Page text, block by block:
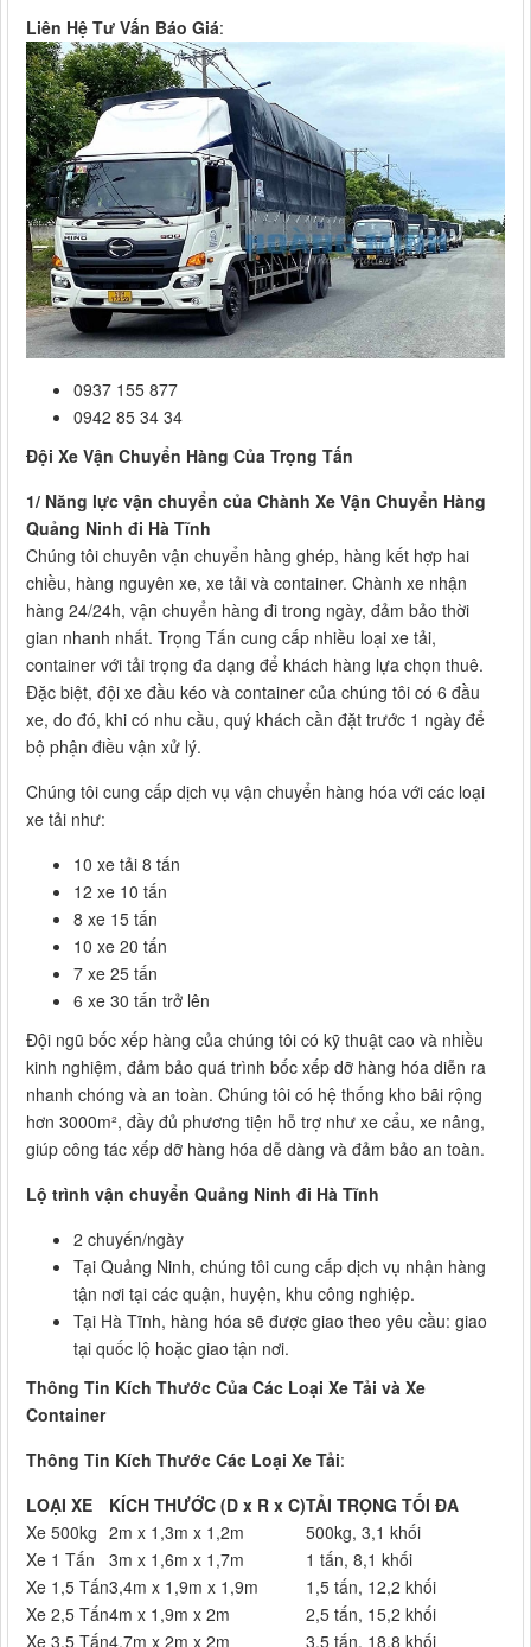
Liên Hệ Tư Vấn Báo Giá:
0937 155 877
0942 85 34 34
Đội Xe Vận Chuyển Hàng Của Trọng Tấn
1/ Năng lực vận chuyển của Chành Xe Vận Chuyển Hàng
Quảng Ninh đi Hà Tĩnh
Chúng tôi chuyên vận chuyển hàng ghép, hàng kết hợp hai
chiều, hàng nguyên xe, xe tải và container. Chành xe nhận
hàng 24/24h, vận chuyển hàng đi trong ngày, đảm bảo thời
gian nhanh nhất. Trọng Tấn cung cấp nhiều loại xe tải,
container với tải trọng đa dạng để khách hàng lựa chọn thuê.
Đặc biệt, đội xe đầu kéo và container của chúng tôi có 6 đầu
xe, do đó, khi có nhu cầu, quý khách cần đặt trước 1 ngày để
bộ phận điều vận xử lý.
Chúng tôi cung cấp dịch vụ vận chuyển hàng hóa với các loại
xe tải như:
10 xe tải 8 tấn
12 xe 10 tấn
8 xe 15 tấn
10 xe 20 tấn
7 xe 25 tấn
6 xe 30 tấn trở lên
Đội ngũ bốc xếp hàng của chúng tôi có kỹ thuật cao và nhiều
kinh nghiệm, đảm bảo quá trình bốc xếp dỡ hàng hóa diễn ra
nhanh chóng và an toàn. Chúng tôi có hệ thống kho bãi rộng
hơn 3000m², đầy đủ phương tiện hỗ trợ như xe cẩu, xe nâng,
giúp công tác xếp dỡ hàng hóa dễ dàng và đảm bảo an toàn.
Lộ trình vận chuyển Quảng Ninh đi Hà Tĩnh
2 chuyến/ngày
Tại Quảng Ninh, chúng tôi cung cấp dịch vụ nhận hàng
tận nơi tại các quận, huyện, khu công nghiệp.
Tại Hà Tĩnh, hàng hóa sẽ được giao theo yêu cầu: giao
tại quốc lộ hoặc giao tận nơi.
Thông Tin Kích Thước Của Các Loại Xe Tải và Xe
Container
Thông Tin Kích Thước Các Loại Xe Tải:
LOẠI XE
KÍCH THƯỚC (D x R x C)TẢI TRỌNG TỐI ĐA
Xe 500kg 2m x 1,3m x 1,2m
500kg, 3,1 khối
Xe 1 Tấn
3m x 1,6m x 1,7m
1 tấn, 8,1 khối
Xe 1,5 Tấn3,4m x 1,9m x 1,9m
1,5 tấn, 12,2 khối
Xe 2,5 Tấn4m x 1,9m x 2m
2,5 tấn, 15,2 khối
Xe 3,5 Tấn4,7m x 2m x 2m 3,5 tấn, 18,8 khối